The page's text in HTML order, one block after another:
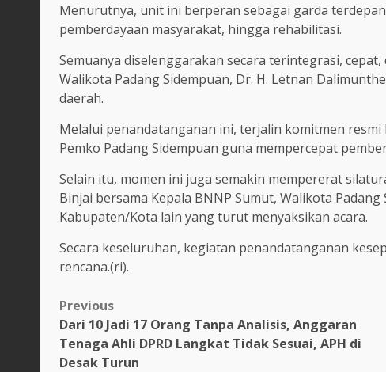
Menurutnya, unit ini berperan sebagai garda
pemberdayaan masyarakat, hingga rehabilitasi.
Semuanya diselenggarakan secara terintegrasi,
Walikota Padang Sidempuan, Dr. H. Letnan
daerah.
Melalui penandatanganan ini, terjalin komitmen
Pemko Padang Sidempuan guna mempercepat
Selain itu, momen ini juga semakin mempererat
Binjai bersama Kepala BNNP Sumut, Walikota
Kabupaten/Kota lain yang turut menyaksikan acara.
Secara keseluruhan, kegiatan penandatanganan
rencana.(ri).
Post
navigation
Previous
Dari 10 Jadi 17 Orang Tanpa Analisis, Anggaran
Tenaga Ahli DPRD Langkat Tidak Sesuai, APH di
Desak Turun